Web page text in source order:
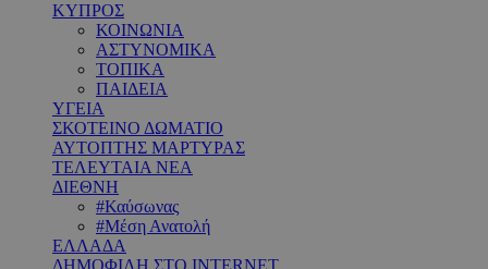
ΚΥΠΡΟΣ
ΚΟΙΝΩΝΙΑ
ΑΣΤΥΝΟΜΙΚΑ
ΤΟΠΙΚΑ
ΠΑΙΔΕΙΑ
ΥΓΕΙΑ
ΣΚΟΤΕΙΝΟ ΔΩΜΑΤΙΟ
ΑΥΤΟΠΤΗΣ ΜΑΡΤΥΡΑΣ
ΤΕΛΕΥΤΑΙΑ ΝΕΑ
ΔΙΕΘΝΗ
#Καύσωνας
#Μέση Ανατολή
ΕΛΛΑΔΑ